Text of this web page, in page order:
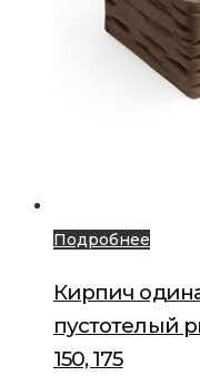
Подробнее
Кирпич
пустотелый
150, 175